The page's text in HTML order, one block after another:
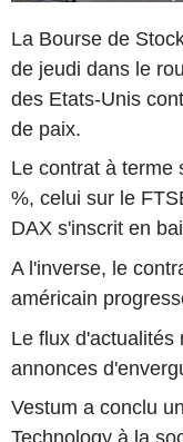
La Bourse de
de jeudi dans le
des Etats-Unis
de paix.
Le contrat à terme
%, celui sur le
DAX s'inscrit en
A l'inverse, le
américain
Le flux d'actualités
annonces
Vestum a conclu